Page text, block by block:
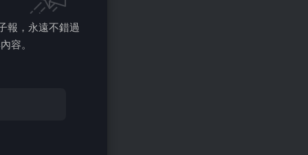
報，永遠不錯過
容。